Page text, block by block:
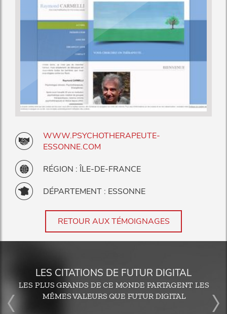
WWW.PSYCHOTHERAPEUTE-
ESSONNE.COM
RÉGION : ÎLE-DE-FRANCE
DÉPARTEMENT : ESSONNE
RETOUR AUX TÉMOIGNAGES
LES CITATIONS DE FUTUR DIGITAL
LES PLUS GRANDS DE CE MONDE PARTAGENT LES
MÊMES VALEURS QUE FUTUR DIGITAL